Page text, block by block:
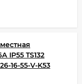
IP55 TS132
16-55-V-K53